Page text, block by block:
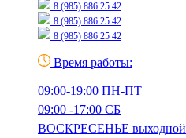
8 (985) 886 25 42
8 (985) 886 25 42
8 (985) 886 25 42
Время работы:
09:00-19:00 ПН-ПТ
09:00 -17:00 СБ
ВОСКРЕСЕНЬЕ выходной